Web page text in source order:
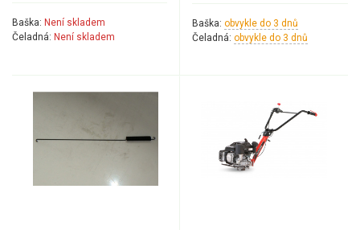
Baška: Není skladem
Čeladná: Není skladem
Baška: obvykle do 3 dnů
Čeladná: obvykle do 3 dnů